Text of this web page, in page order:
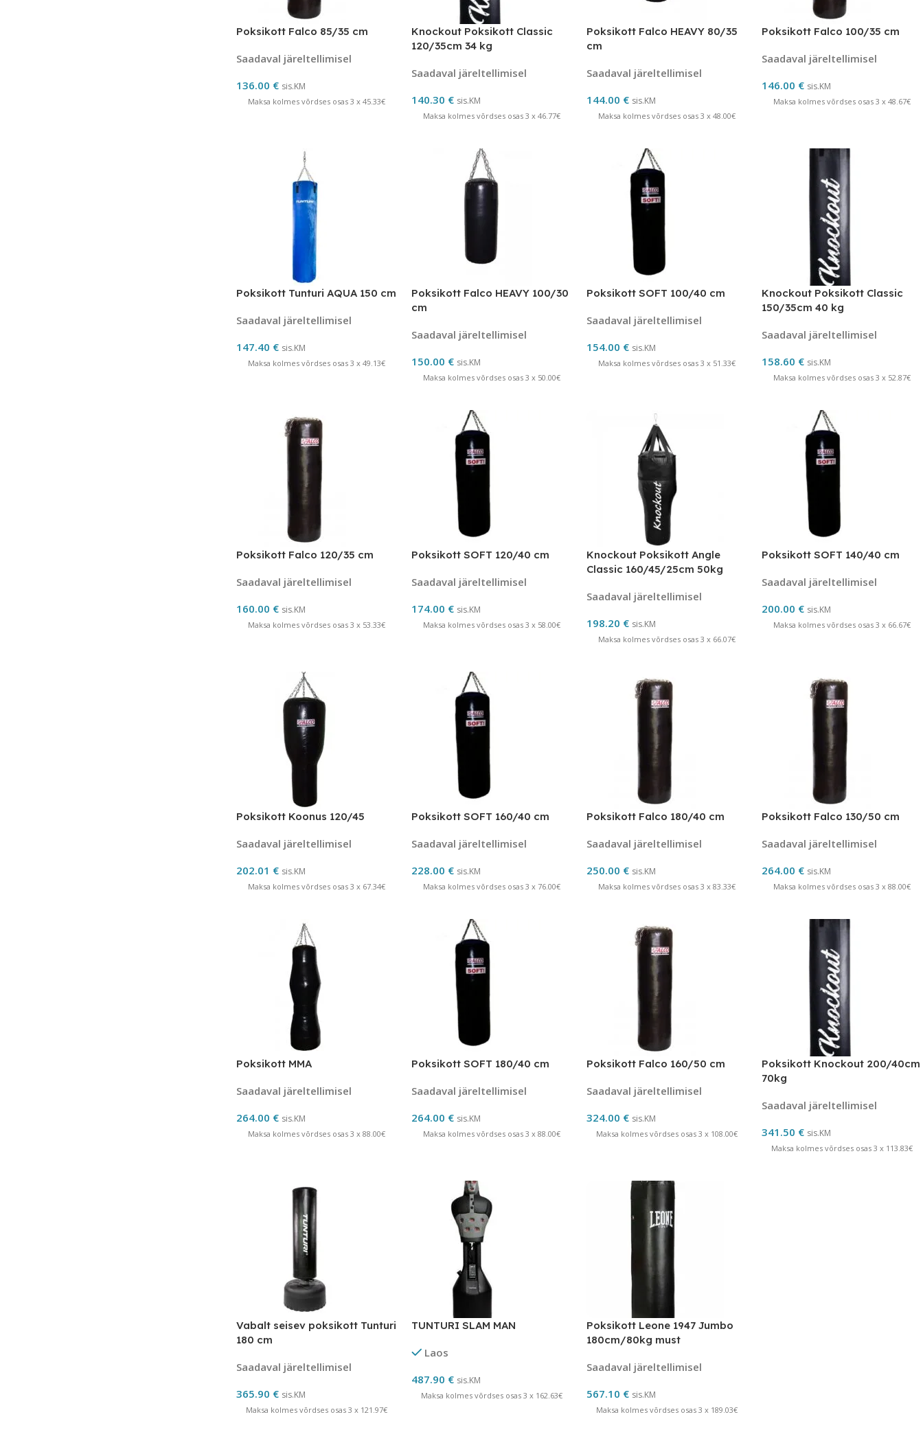
Poksikott Falco 85/35 cm
Saadaval järeltellimisel
136.00 € sis.KM
Maksa kolmes võrdses osas 3 x 45.33€
Knockout Poksikott Classic
120/35cm 34 kg
Saadaval järeltellimisel
140.30 € sis.KM
Maksa kolmes võrdses osas 3 x 46.77€
Poksikott Falco HEAVY 80/35
cm
Saadaval järeltellimisel
144.00 € sis.KM
Maksa kolmes võrdses osas 3 x 48.00€
Poksikott Falco 100/35 cm
Saadaval järeltellimisel
146.00 € sis.KM
Maksa kolmes võrdses osas 3 x 48.67€
Poksikott Tunturi AQUA 150 cm
Saadaval järeltellimisel
147.40 € sis.KM
Maksa kolmes võrdses osas 3 x 49.13€
Poksikott Falco HEAVY 100/30
cm
Saadaval järeltellimisel
150.00 € sis.KM
Maksa kolmes võrdses osas 3 x 50.00€
Poksikott SOFT 100/40 cm
Saadaval järeltellimisel
154.00 € sis.KM
Maksa kolmes võrdses osas 3 x 51.33€
Knockout Poksikott Classic
150/35cm 40 kg
Saadaval järeltellimisel
158.60 € sis.KM
Maksa kolmes võrdses osas 3 x 52.87€
Poksikott Falco 120/35 cm
Saadaval järeltellimisel
160.00 € sis.KM
Maksa kolmes võrdses osas 3 x 53.33€
Poksikott SOFT 120/40 cm
Saadaval järeltellimisel
174.00 € sis.KM
Maksa kolmes võrdses osas 3 x 58.00€
Knockout Poksikott Angle
Classic 160/45/25cm 50kg
Saadaval järeltellimisel
198.20 € sis.KM
Maksa kolmes võrdses osas 3 x 66.07€
Poksikott SOFT 140/40 cm
Saadaval järeltellimisel
200.00 € sis.KM
Maksa kolmes võrdses osas 3 x 66.67€
Poksikott Koonus 120/45
Saadaval järeltellimisel
202.01 € sis.KM
Maksa kolmes võrdses osas 3 x 67.34€
Poksikott SOFT 160/40 cm
Saadaval järeltellimisel
228.00 € sis.KM
Maksa kolmes võrdses osas 3 x 76.00€
Poksikott Falco 180/40 cm
Saadaval järeltellimisel
250.00 € sis.KM
Maksa kolmes võrdses osas 3 x 83.33€
Poksikott Falco 130/50 cm
Saadaval järeltellimisel
264.00 € sis.KM
Maksa kolmes võrdses osas 3 x 88.00€
Poksikott MMA
Saadaval järeltellimisel
264.00 € sis.KM
Maksa kolmes võrdses osas 3 x 88.00€
Poksikott SOFT 180/40 cm
Saadaval järeltellimisel
264.00 € sis.KM
Maksa kolmes võrdses osas 3 x 88.00€
Poksikott Falco 160/50 cm
Saadaval järeltellimisel
324.00 € sis.KM
Maksa kolmes võrdses osas 3 x 108.00€
Poksikott Knockout 200/40cm
70kg
Saadaval järeltellimisel
341.50 € sis.KM
Maksa kolmes võrdses osas 3 x 113.83€
Vabalt seisev poksikott Tunturi
180 cm
Saadaval järeltellimisel
365.90 € sis.KM
Maksa kolmes võrdses osas 3 x 121.97€
TUNTURI SLAM MAN
Laos
487.90 € sis.KM
Maksa kolmes võrdses osas 3 x 162.63€
Poksikott Leone 1947 Jumbo
180cm/80kg must
Saadaval järeltellimisel
567.10 € sis.KM
Maksa kolmes võrdses osas 3 x 189.03€